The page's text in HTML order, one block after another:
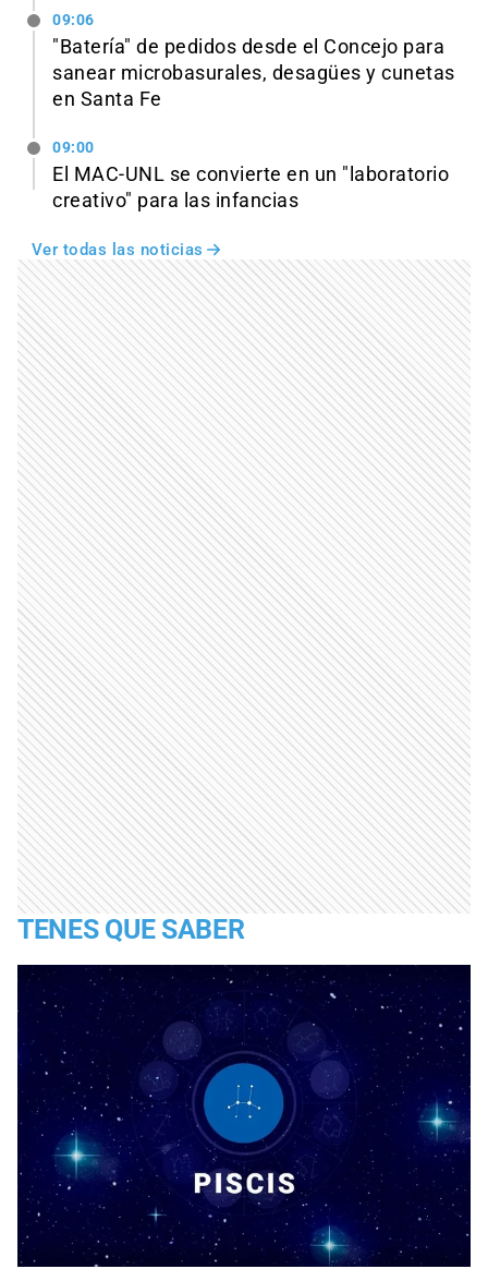
09:06
"Batería" de pedidos desde el Concejo para
sanear microbasurales, desagües y cunetas
en Santa Fe
09:00
El MAC-UNL se convierte en un "laboratorio
creativo" para las infancias
Ver todas las noticias
TENES QUE SABER